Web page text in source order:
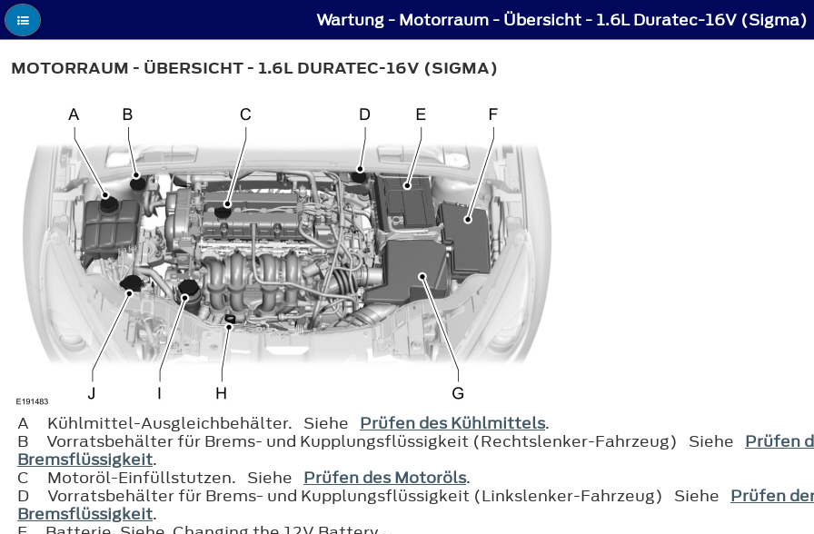
Wartung - Motorraum - Übersicht - 1.6L Duratec-16V (Sigma)
MOTORRAUM - ÜBERSICHT - 1.6L DURATEC-16V (SIGMA)
A Kühlmittel-Ausgleichbehälter. Siehe Prüfen des Kühlmittels.
B
Vorratsbehälter für Brems- und Kupplungsflüssigkeit (Rechtslenker-Fahrzeug) Siehe Prüfen
Bremsflüssigkeit.
C
Motoröl-Einfüllstutzen. Siehe Prüfen des Motoröls.
D
Vorratsbehälter für Brems- und Kupplungsflüssigkeit (Linkslenker-Fahrzeug) Siehe Prüfen
Bremsflüssigkeit.